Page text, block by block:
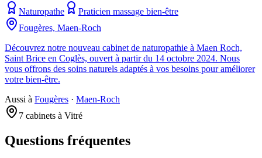
Naturopathe
Praticien massage bien-être
Fougères, Maen-Roch
Découvrez notre nouveau cabinet de naturopathie à Maen Roch,
Saint Brice en Coglès, ouvert à partir du 14 octobre 2024. Nous
vous offrons des soins naturels adaptés à vos besoins pour améliorer
votre bien-être.
Aussi à Fougères · Maen-Roch
7 cabinets à Vitré
Questions fréquentes